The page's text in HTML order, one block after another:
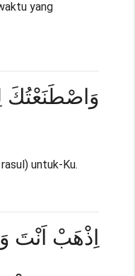
yang
untuk-Ku.
اِذْهَبْ اَنْتَ